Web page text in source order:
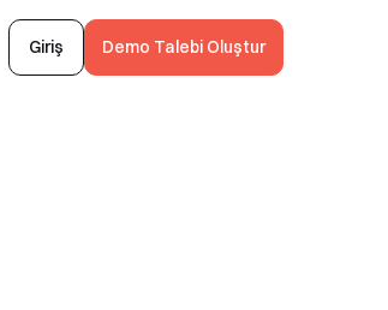
Giriş Demo Talebi Oluştur